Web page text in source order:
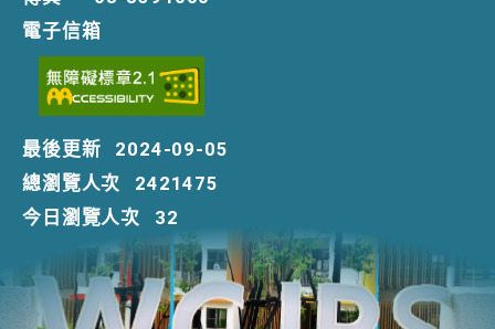
電子信箱
最後更新
2024-09-05
總瀏覽人次
2421475
今日瀏覽人次
32